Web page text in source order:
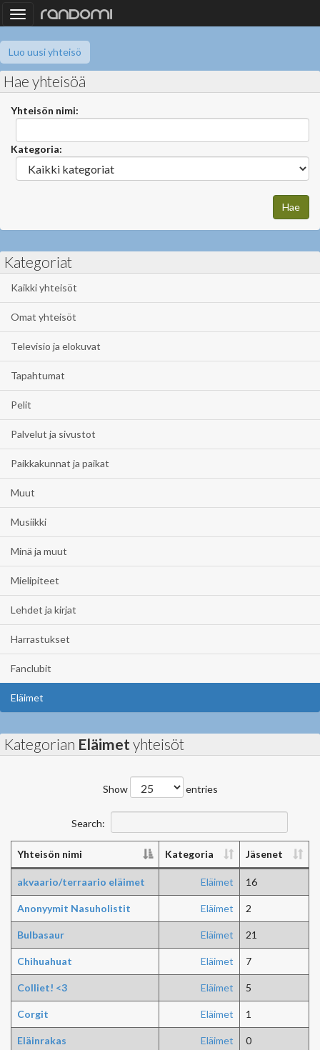
Toggle
navigation
Luo uusi yhteisö
Hae yhteisöä
Yhteisön nimi:
Kategoria:
Kategoriat
Kaikki yhteisöt
Omat yhteisöt
Televisio ja elokuvat
Tapahtumat
Pelit
Palvelut ja sivustot
Paikkakunnat ja paikat
Muut
Musiikki
Minä ja muut
Mielipiteet
Lehdet ja kirjat
Harrastukset
Fanclubit
Eläimet
Kategorian Eläimet yhteisöt
Show entries
Search:
Yhteisön nimi Kategoria Jäsenet
akvaario/terraario eläimet Eläimet 16
Anonyymit Nasuholistit Eläimet 2
Bulbasaur Eläimet 21
Chihuahuat Eläimet 7
Colliet! <3 Eläimet 5
Corgit Eläimet 1
Eläinrakas Eläimet 0